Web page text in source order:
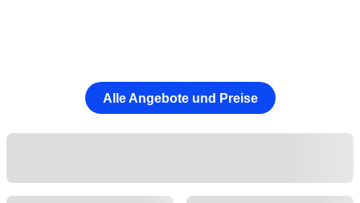
Alle Angebote und Preise